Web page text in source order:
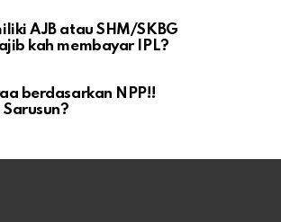
AJB atau SHM/SKBG
kah membayar IPL?
berdasarkan NPP!!
Sarusun?